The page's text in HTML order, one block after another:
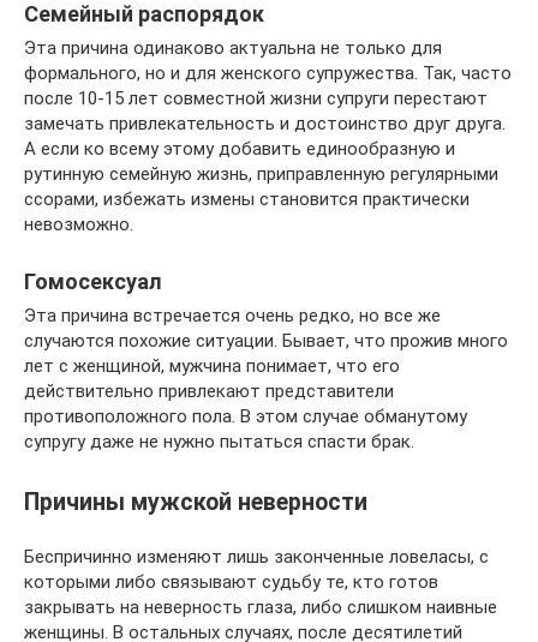
Семейный распорядок
Эта причина одинаково актуальна не только для
формального, но и для женского супружества. Так, часто
после 10-15 лет совместной жизни супруги перестают
замечать привлекательность и достоинство друг друга.
А если ко всему этому добавить единообразную и
рутинную семейную жизнь, приправленную регулярными
ссорами, избежать измены становится практически
невозможно.
Гомосексуал
Эта причина встречается очень редко, но все же
случаются похожие ситуации. Бывает, что прожив много
лет с женщиной, мужчина понимает, что его
действительно привлекают представители
противоположного пола. В этом случае обманутому
супругу даже не нужно пытаться спасти брак.
Причины мужской неверности
Беспричинно изменяют лишь законченные ловеласы, с
которыми либо связывают судьбу те, кто готов
закрывать на неверность глаза, либо слишком наивные
женщины. В остальных случаях, после десятилетий